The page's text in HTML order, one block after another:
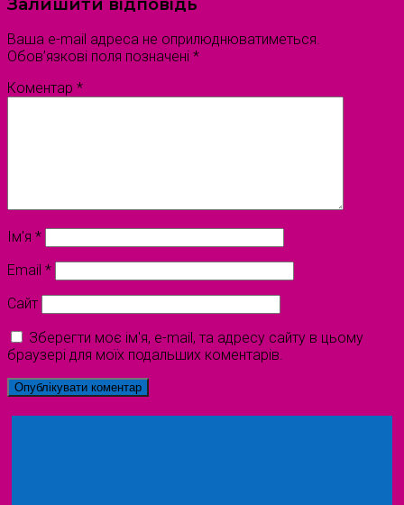
Ваша e-mail адреса не оприлюднюватиметься.
Обов’язкові поля позначені *
Коментар *
Ім'я *
Email *
Сайт
Зберегти моє ім'я, e-mail, та адресу сайту в цьому
браузері для моїх подальших коментарів.